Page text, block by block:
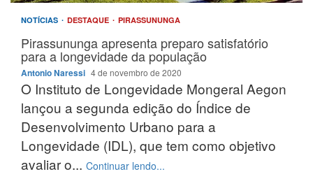
NOTÍCIAS DESTAQUE PIRASSUNUNGA
Pirassununga apresenta preparo satisfatório
para a longevidade da população
Antonio Naressi 4 de novembro de 2020
O Instituto de Longevidade Mongeral Aegon
lançou a segunda edição do Índice de
Desenvolvimento Urbano para a
Longevidade (IDL), que tem como objetivo
avaliar o... Continuar lendo...